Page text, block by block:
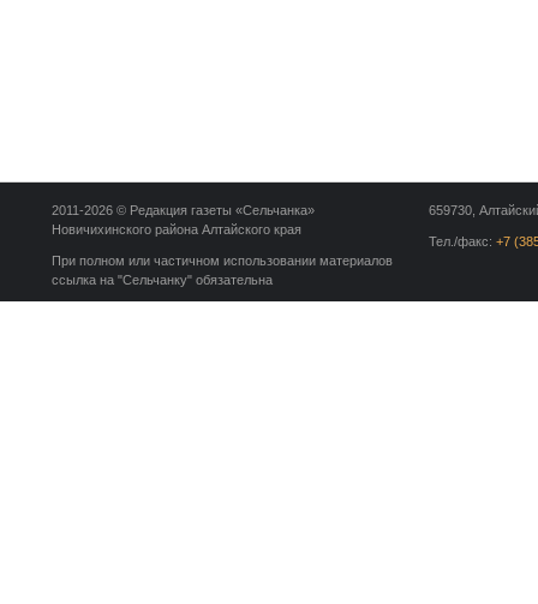
659730,
Тел./факс: +7
2011-2026 © Редакция газеты «Сельчанка»
Новичихинского района Алтайского края
При полном или частичном использовании материалов
ссылка на "Сельчанку" обязательна